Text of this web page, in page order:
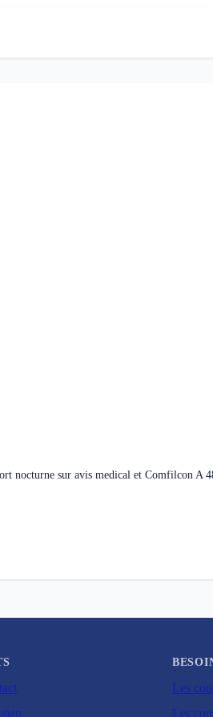
nocturne sur avis medical et Comfilcon A
Les
Les